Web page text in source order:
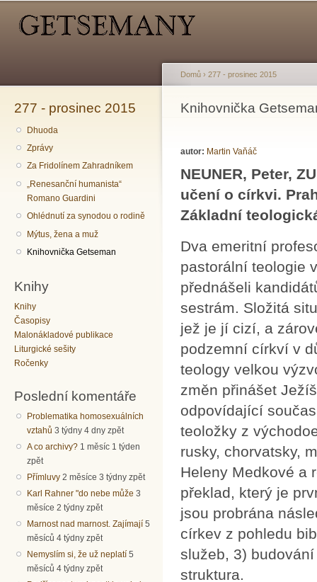
277 - prosinec 2015
Dhuoda
Zprávy
Za Fridolínem Zahradníkem
„Renesanční humanista“
Romano Guardini
Ohlédnutí za synodou o rodině
Mýtus, žena a muž
Knihovnička Getseman
Knihy
Knihy
Časopisy
Malonákladové publikace
Liturgické sešity
Ročenky
Poslední komentáře
Problematika homosexuálních
vztahů 3 týdny 4 dny zpět
A co archivy? 1 měsíc 1 týden
zpět
Přímluvy 2 měsíce 3 týdny zpět
Karl Rahner "do nebe může 3
měsíce 2 týdny zpět
Marnost nad marnost. Zajímají 5
měsíců 4 týdny zpět
Nemyslím si, že už neplatí 5
měsíců 4 týdny zpět
Jste zde
Domů › 277 - prosinec 2015
Knihovnička
autor: Martin Vaňáč
NEUNER, Peter,
učení o církvi.
Základní
Dva emeritní
pastorální teologie
přednášeli
sestrám. Složitá
jež je jí cizí, a
podzemní církví v
teology velkou
změn přinášet
odpovídající
teoložky z
rusky, chorvatsky,
Heleny Medkové a
překlad, který je
jsou probrána
církev z pohledu
služeb, 3)
struktura.